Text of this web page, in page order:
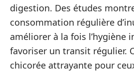
digestion. Des études
consommation régulière
améliorer à la fois l’hygiène
favoriser un transit régulier.
chicorée attrayante pour